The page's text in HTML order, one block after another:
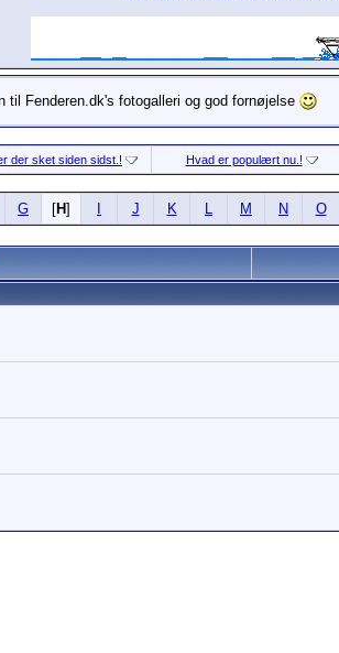
til Fenderen.dk's fotogalleri og god fornøjelse
der sket siden sidst.! Hvad er populært nu.!
G [H] J K L M N O